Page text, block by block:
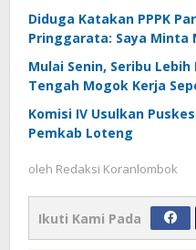
Diduga Katakan PPPK
Pringgarata: Saya Minta
Mulai Senin, Seribu Lebih
Tengah Mogok Kerja
Komisi IV Usulkan
Pemkab Loteng
oleh Redaksi Koranlombok
Ikuti Kami Pada